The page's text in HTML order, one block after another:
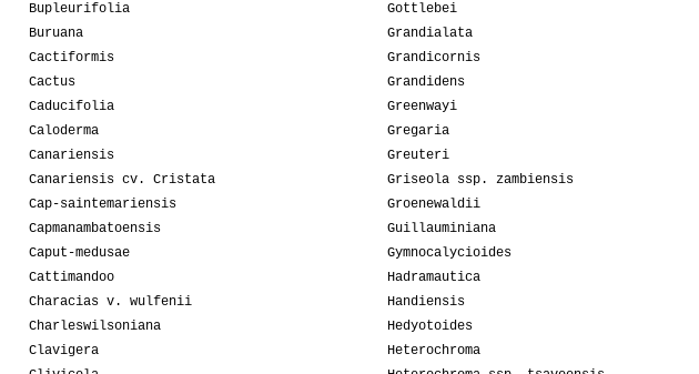
Bupleurifolia
Buruana
Cactiformis
Cactus
Caducifolia
Caloderma
Canariensis
Canariensis cv. Cristata
Cap-saintemariensis
Capmanambatoensis
Caput-medusae
Cattimandoo
Characias v. wulfenii
Charleswilsoniana
Clavigera
Gottlebei
Grandialata
Grandicornis
Grandidens
Greenwayi
Gregaria
Greuteri
Griseola ssp. zambiensis
Groenewaldii
Guillauminiana
Gymnocalycioides
Hadramautica
Handiensis
Hedyotoides
Heterochroma